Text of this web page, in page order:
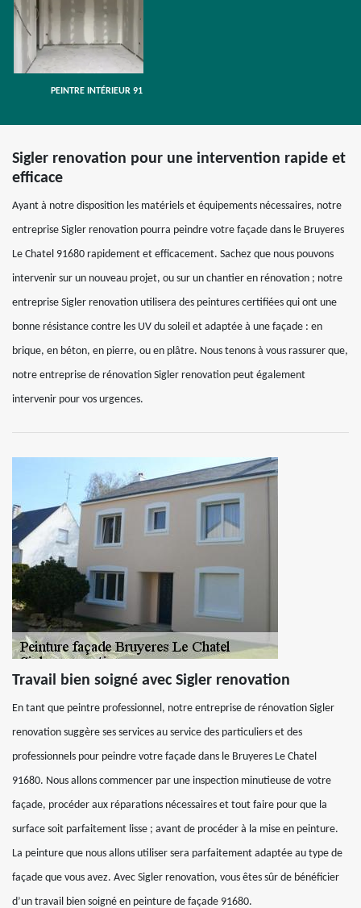
PEINTRE INTÉRIEUR 91
Sigler renovation pour une intervention rapide et
efficace
Ayant à notre disposition les matériels et équipements nécessaires, notre
entreprise Sigler renovation pourra peindre votre façade dans le Bruyeres
Le Chatel 91680 rapidement et efficacement. Sachez que nous pouvons
intervenir sur un nouveau projet, ou sur un chantier en rénovation ; notre
entreprise Sigler renovation utilisera des peintures certifiées qui ont une
bonne résistance contre les UV du soleil et adaptée à une façade : en
brique, en béton, en pierre, ou en plâtre. Nous tenons à vous rassurer que,
notre entreprise de rénovation Sigler renovation peut également
intervenir pour vos urgences.
Travail bien soigné avec Sigler renovation
En tant que peintre professionnel, notre entreprise de rénovation Sigler
renovation suggère ses services au service des particuliers et des
professionnels pour peindre votre façade dans le Bruyeres Le Chatel
91680. Nous allons commencer par une inspection minutieuse de votre
façade, procéder aux réparations nécessaires et tout faire pour que la
surface soit parfaitement lisse ; avant de procéder à la mise en peinture.
La peinture que nous allons utiliser sera parfaitement adaptée au type de
façade que vous avez. Avec Sigler renovation, vous êtes sûr de bénéficier
d’un travail bien soigné en peinture de façade 91680.